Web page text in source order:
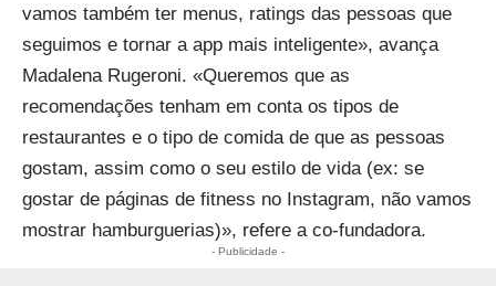
vamos também ter menus, ratings das pessoas que
seguimos e tornar a app mais inteligente», avança
Madalena Rugeroni. «Queremos que as
recomendações tenham em conta os tipos de
restaurantes e o tipo de comida de que as pessoas
gostam, assim como o seu estilo de vida (ex: se
gostar de páginas de fitness no Instagram, não vamos
mostrar hamburguerias)», refere a co-fundadora.
- Publicidade -